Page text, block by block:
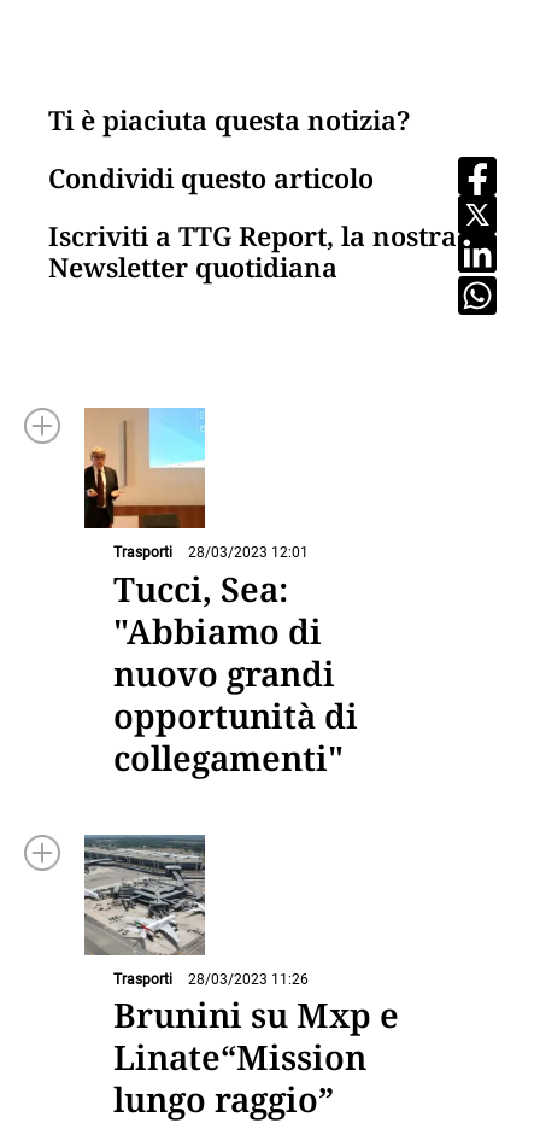
Ti è piaciuta questa notizia?
Condividi questo articolo
Iscriviti a TTG Report, la nostra
Newsletter quotidiana
Trasporti 28/03/2023 12:01
Tucci, Sea:
"Abbiamo di
nuovo grandi
opportunità di
collegamenti"
Trasporti 28/03/2023 11:26
Brunini su Mxp e
Linate“Mission
lungo raggio”